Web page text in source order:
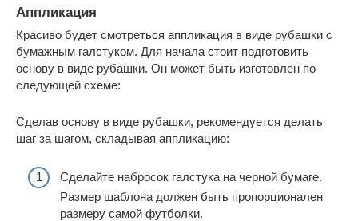
Аппликация
Красиво будет смотреться аппликация в виде рубашки с
бумажным галстуком. Для начала стоит подготовить
основу в виде рубашки. Он может быть изготовлен по
следующей схеме:
Сделав основу в виде рубашки, рекомендуется делать
шаг за шагом, складывая аппликацию:
Сделайте набросок галстука на черной бумаге.
Размер шаблона должен быть пропорционален
размеру самой футболки.